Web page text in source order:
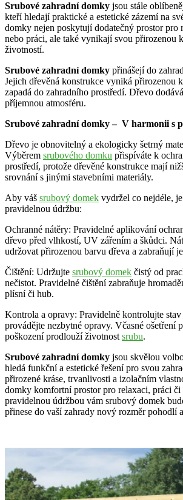
Srubové zahradní domky jsou stále
kteří hledají praktické a estetické zázemí na
domky nejen poskytují dodatečný prostor pro
nebo práci, ale také vynikají svou přirozenou
životností.
Srubové zahradní domky přinášejí do
Jejich dřevěná konstrukce vyniká přirozenou
zapadá do zahradního prostředí. Dřevo dodává
příjemnou atmosféru.
Srubové zahradní domky – V harmonii s
Dřevo je obnovitelný a ekologicky šetrný
Výběrem srubového domku přispíváte k
prostředí, protože dřevěné konstrukce mají
srovnání s jinými stavebními materiály.
Aby váš srubový domek vydržel co nejdéle,
pravidelnou údržbu:
Ochranné nátěry: Pravidelné aplikování
dřevo před vlhkostí, UV zářením a škůdci.
udržovat přirozenou barvu dřeva a zabraňují
Čištění: Udržujte srubový domek čistý od
nečistot. Pravidelné čištění zabraňuje
plísní či hub.
Kontrola a opravy: Pravidelně kontrolujte
provádějte nezbytné opravy. Včasné ošetření
poškození prodlouží životnostsrubu.
Srubové zahradní domky jsou skvělou
hledá funkční a estetické řešení pro svou
přirozené kráse, trvanlivosti a izolačním
domky komfortní prostor pro relaxaci, práci či
pravidelnou údržbou vám srubový domek
přinese do vaší zahrady nový rozměr pohodlí